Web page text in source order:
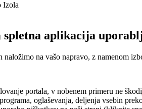
Izola
aplikacija
na vašo napravo, z namenom
portala, v nobenem primeru ne
oglaševanja, deljenja vsebin